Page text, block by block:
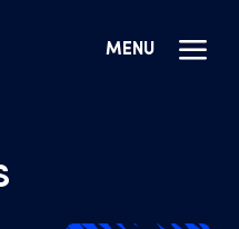
MENU